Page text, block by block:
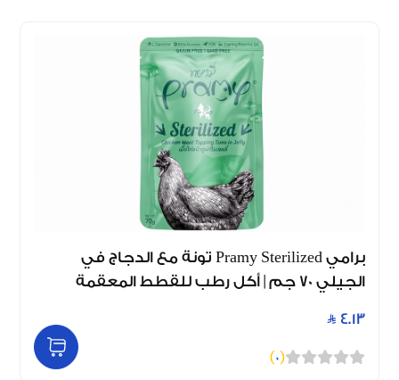
برامي Pramy Sterilized تونة مع الدجاج في
الجيلي 70 جم | أكل رطب للقطط المعقمة
4.13
(
0
)